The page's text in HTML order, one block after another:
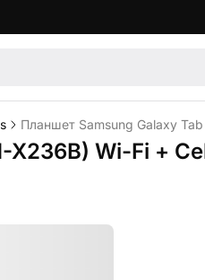
Планшет Samsung Galaxy
X236B) Wi-Fi +